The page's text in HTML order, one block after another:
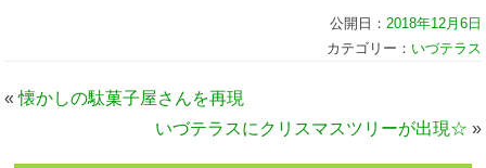
公開日： 2018年12月6日
カテゴリー： いづテラス
«懐かしの駄菓子屋さんを再現
いづテラスにクリスマスツリーが出現☆ »